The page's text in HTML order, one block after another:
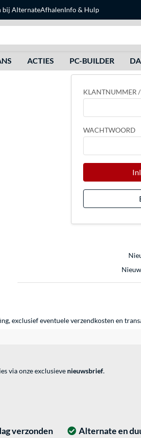
bij AlternateAfhalenInfo & Hulp
ACTIES PC-BUILDER
KLANTNUMMER /
WACHTWOORD
exclusief eventueleverzendkosten en
via onze exclusieve nieuwsbrief.
Alternate en
verzonden